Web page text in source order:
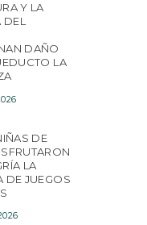
Y LA
DAÑO
LA
DE
LA
DE JUEGOS